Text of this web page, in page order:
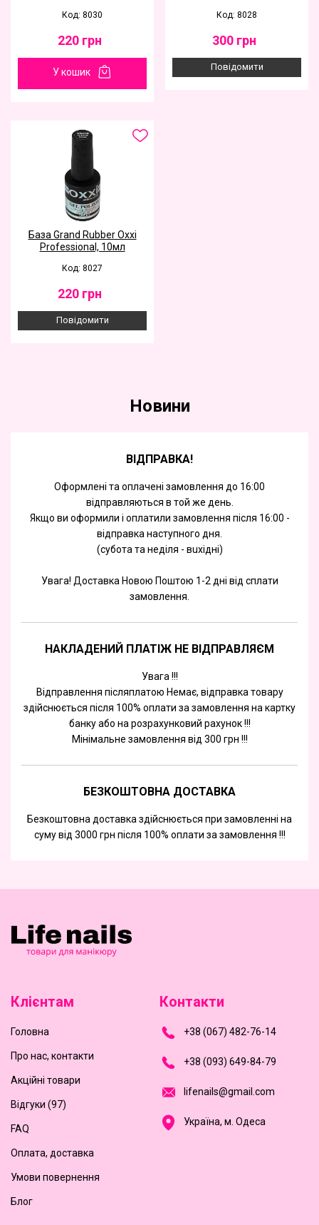
Код: 8030
220 грн
У кошик
Код: 8028
300 грн
Повідомити
База Grand Rubber Oxxi
Professional, 10мл
Код: 8027
220 грн
Повідомити
Новини
ВІДПРАВКА!
Оформлені та оплачені замовлення до 16:00
відправляються в той же день.
Якщо ви оформили і оплатили замовлення після 16:00 -
відправка наступного дня.
(субота та недiля - вuхiднi)
Увага! Доставка Новою Поштою 1-2 дні від сплати
замовлення.
НАКЛАДЕНИЙ ПЛАТІЖ НЕ ВІДПРАВЛЯЄМ
Увага !!!
Відправлення післяплатою Немає, відправка товару
здійснюється після 100% оплати за замовлення на картку
банку або на розрахунковий рахунок !!!
Мінімальне замовлення від 300 грн !!!
БЕЗКОШТОВНА ДОСТАВКА
Безкоштовна доставка здійснюється при замовленні на
суму від 3000 грн після 100% оплати за замовлення !!!
Клієнтам
Головна
Про нас, контакти
Акційні товари
Відгуки (97)
FAQ
Оплата, доставка
Умови повернення
Блог
Контакти
+38 (067) 482-76-14
+38 (093) 649-84-79
ifenai s@gmai com
Україна, м. Одеса